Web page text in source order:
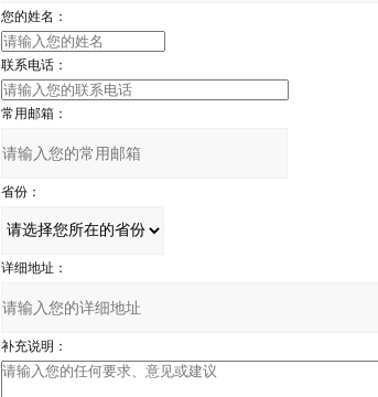
您的姓名：
联系电话：
常用邮箱：
省份：
详细地址：
补充说明：